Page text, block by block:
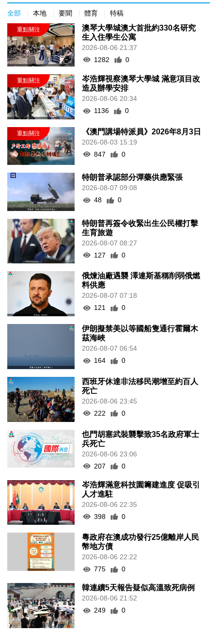
全部 本地 要聞 體育 特稿
澳琴大學城澳大首批約330名研究
生入住學生公寓
2026-08-06 21:37
1282
0
岑浩輝視察澳琴大學城 滿意項目改
造及辦學安排
2026-08-06 20:34
1136
0
《澳門講場特派員》2026年8月3日
2026-08-03 15:19
847
0
特朗普承認部分彈藥供應緊張
2026-08-07 09:08
48
0
特朗普再簽令收緊出生公民權打擊
生育旅遊
2026-08-07 08:27
127
0
俄煉油廠遇襲 澤連斯基稱削弱俄燃
料供應
2026-08-07 07:18
121
0
伊朗擬禁美以等國船隻通行霍爾木
茲海峽
2026-08-07 06:54
164
0
西班牙休達非法移民潮增至約百人
死亡
2026-08-06 23:45
222
0
也門胡塞武裝襲擊致35名政府軍士
兵死亡
2026-08-06 23:06
207
0
岑浩輝滿意科技園籌建進度 促吸引
人才進駐
2026-08-06 22:35
398
0
粵政府在澳成功發行25億離岸人民
幣地方債
2026-08-06 22:22
775
0
韓連續5天報告疑似高溫致死病例
2026-08-06 21:52
249
0